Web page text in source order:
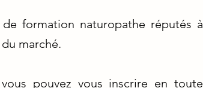
formation naturopathe réputés à
marché.
pouvez vous inscrire en toute